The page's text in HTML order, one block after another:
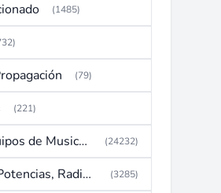
(1485)
(79)
(221)
AUDIO (Equipos de Musica, Amplificadores, Reproductores, Etc) (24232)
Autoradio (Potencias, Radios y DVD) (3285)